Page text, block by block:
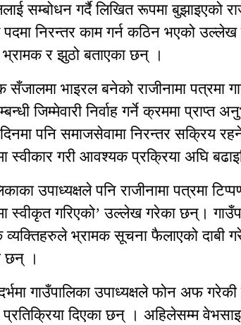
सम्बोधन गर्दै लिखित रूपमा बुझाइएको
निरन्तर काम गर्न कठिन भएको उल्लेख
र झुठो बताएका छन् ।
सँजालमा भाइरल बनेको राजीनामा पत्रमा
जिम्मेवारी निर्वाह गर्ने क्रममा प्राप्त
पनि समाजसेवामा निरन्तर सक्रिय
स्वीकार गरी आवश्यक प्रक्रिया अघि
उपाध्यक्षले पनि राजीनामा पत्रमा
स्वीकृत गरिएको’ उल्लेख गरेका छन्।
भ्रामक सूचना फैलाएको दाबी
छन् ।
गाउँपालिका उपाध्यक्षले फोन अफ गरेकी
दिएका छन् । अहिलेसम्म